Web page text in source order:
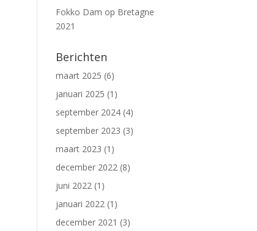
Fokko Dam op Bretagne
2021
Berichten
maart 2025 (6)
januari 2025 (1)
september 2024 (4)
september 2023 (3)
maart 2023 (1)
december 2022 (8)
juni 2022 (1)
januari 2022 (1)
december 2021 (3)